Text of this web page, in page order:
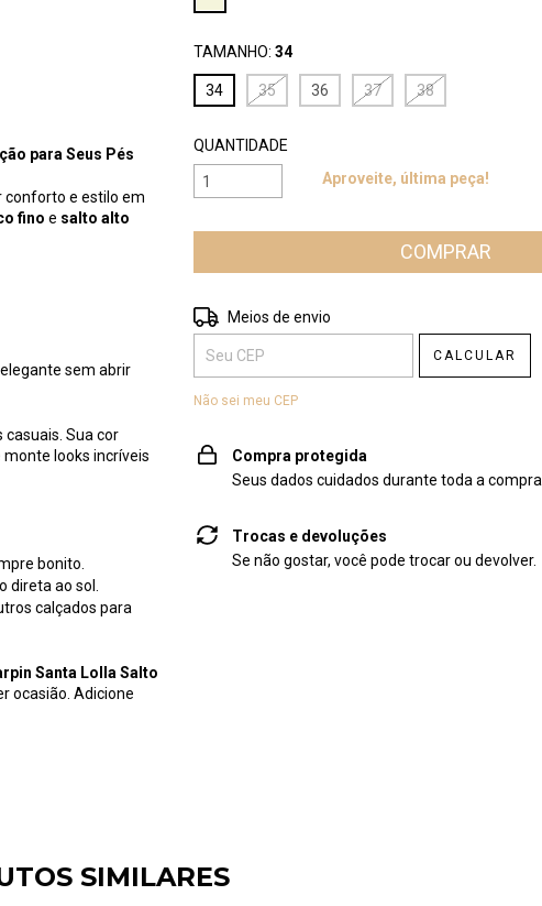
para Seus Pés
conforto e estilo em
fino e salto alto
sem abrir
Sua cor
looks incríveis
bonito.
direta ao sol.
calçados para
Santa Lolla Salto
ocasião. Adicione
TAMANHO: 34
34 35 36 37 38
QUANTIDADE
Aproveite, última peça!
Entregas para o CEP:
Meios de envio
CALCULAR
Não sei meu CEP
Compra protegida
Seus dados cuidados durante toda a compra.
Trocas e devoluções
Se não gostar, você pode trocar ou devolver.
SIMILARES